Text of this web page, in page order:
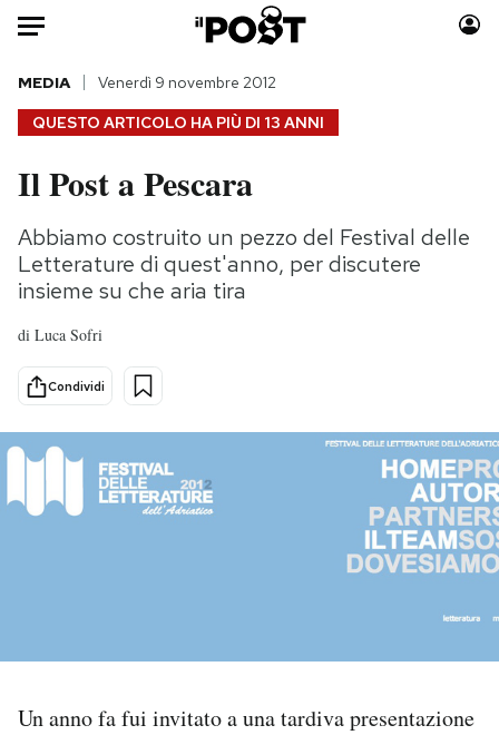
Auto
HOME
Italia
Politica
Tecnologia
Scienza
Cultura
Economia
Consumismi
Storie/Idee
Mondiali calcio 2026
QUESTO ARTICOLO HA PIÙ DI 13 ANNI
MEDIA Venerdì 9 novembre 2012
Il Post a Pescara
Abbiamo costruito un pezzo del Festival delle
Letterature di quest'anno, per discutere
insieme su che aria tira
di Luca Sofri
Condividi
Un anno fa fui invitato a una tardiva presentazione